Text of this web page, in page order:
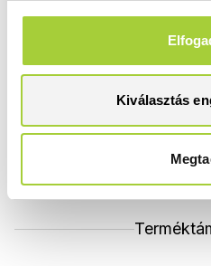
Kiválasztás
Termékkód
SDRD1390-01-84S
Bruttó akciós ár